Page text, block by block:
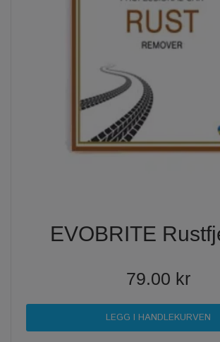
EVOBRITE
79.00 kr